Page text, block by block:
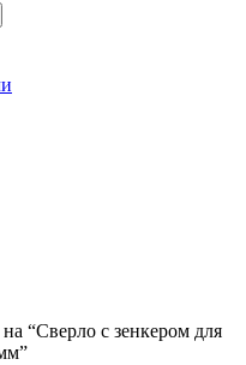
“Сверло с зенкером для